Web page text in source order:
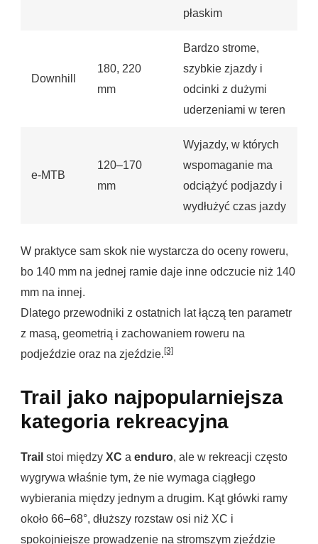
płaskim
Downhill
180, 220
mm
Bardzo strome,
szybkie zjazdy i
odcinki z dużymi
uderzeniami w teren
e-MTB
120–170
mm
Wyjazdy, w których
wspomaganie ma
odciążyć podjazdy i
wydłużyć czas jazdy
W praktyce sam skok nie wystarcza do oceny roweru,
bo 140 mm na jednej ramie daje inne odczucie niż 140
mm na innej.
Dlatego przewodniki z ostatnich lat łączą ten parametr
z masą, geometrią i zachowaniem roweru na
podjeździe oraz na zjeździe. [3]
Trail jako najpopularniejsza
kategoria rekreacyjna
Trail stoi między XC a enduro, ale w rekreacji często
wygrywa właśnie tym, że nie wymaga ciągłego
wybierania między jednym a drugim. Kąt główki ramy
około 66–68°, dłuższy rozstaw osi niż XC i
spokojniejsze prowadzenie na stromszym zjeździe